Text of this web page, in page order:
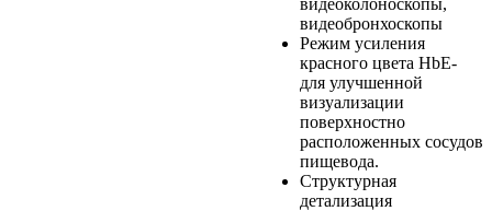
видеобронхоскопы
Режим усиления
красного цвета HbE-
для улучшенной
визуализации
поверхностно
расположенных сосудов
пищевода.
Структурная
детализация